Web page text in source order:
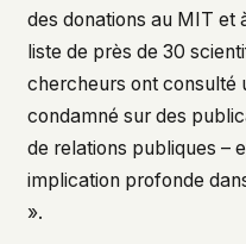
des donations au MIT et
liste de près de 30
chercheurs ont consulté
condamné sur des
de relations publiques –
implication profonde
».